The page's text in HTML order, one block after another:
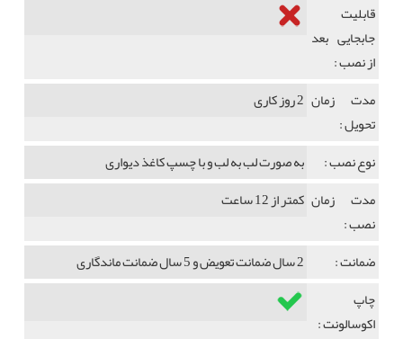
قابلیت
جابجایی بعد
از نصب :
مدت زمان
تحویل :
2 روز کاری
نوع نصب :
به صورت لب به لب و با چسپ کاغذ دیواری
مدت زمان
نصب :
کمتر از 12 ساعت
ضمانت :
2 سال ضمانت تعویض و 5 سال ضمانت ماندگاری
چاپ
اکوسالونت :